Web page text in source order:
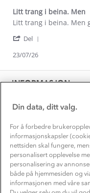
Litt trang i beina. Men
Review
René
on
Jul
2026
review
Litt
i
Men
Litt trang i beina. Men
Del
René
M.
Jul
2026
23/07/26
INFORMASJON
Kundeklubb
Våre butikker
Bedrift, barnehage
Presse
OM OSS
Inkludering
Materialer
Personvern
Samarbeide med
TIPS OG RÅD
Gravidklær
Hvordan velge
Store størrelser
Turmat oppskrifter
Beredskap
AKTIVITETER
Få turinspirasjon og
Overnatte
Leirskole 🥾
Barnehageansatt
Tips til hyttetur
Din data, ditt valg.
For å forbedre
informasjonskapsler
nettsiden skal fungere,
personalisert opplevelse
personalisering av
både på hjemmesiden og
informasjonen med våre